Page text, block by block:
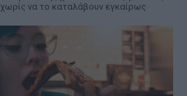
χωρίς να το καταλάβουν εγκαίρως